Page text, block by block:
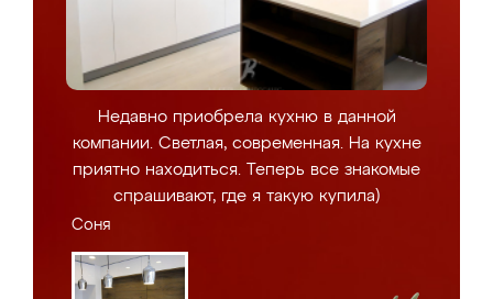
Недавно приобрела кухню в данной
компании. Светлая, современная. На кухне
приятно находиться. Теперь все знакомые
спрашивают, где я такую купила)
Соня